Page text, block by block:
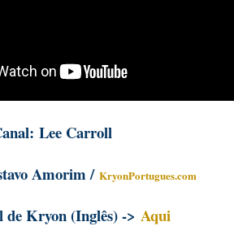
Lee Carroll
Amorim / KryonPortugues.com
de Kryon (Inglês) -> Aqui